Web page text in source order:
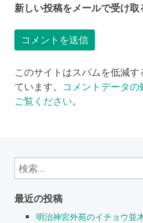
新しい投稿をメールで受け取
このサイトはスパムを低減
ています。 コメントデータ
ご覧ください。
検
索:
最近の投稿
明治神宮外苑のイチョウ並